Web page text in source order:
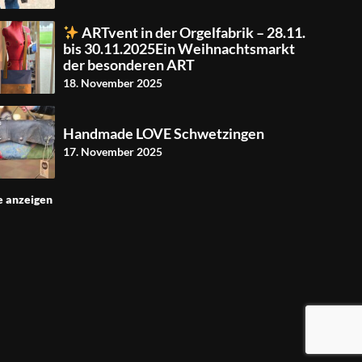
ARTvent in der Orgelfabrik – 28.11.
bis 30.11.2025Ein Weihnachtsmarkt
der besonderen ART
18. November 2025
Handmade LOVE Schwetzingen
17. November 2025
anzeigen